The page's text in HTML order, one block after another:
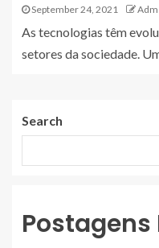
September 24, 2021
As tecnologias têm
setores da sociedade.
Search
Postagens